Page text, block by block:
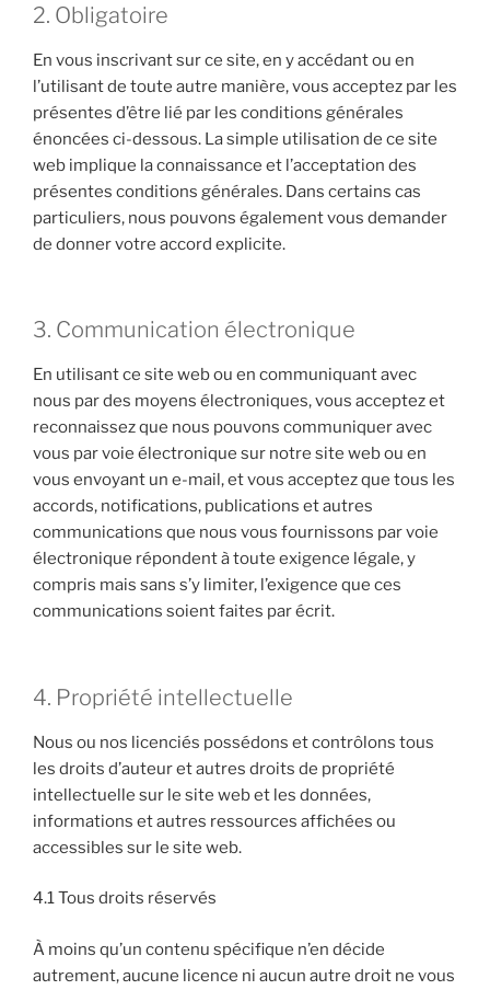
2. Obligatoire
En vous inscrivant sur ce site, en y accédant ou en
l’utilisant de toute autre manière, vous acceptez par les
présentes d’être lié par les conditions générales
énoncées ci-dessous. La simple utilisation de ce site
web implique la connaissance et l’acceptation des
présentes conditions générales. Dans certains cas
particuliers, nous pouvons également vous demander
de donner votre accord explicite.
3. Communication électronique
En utilisant ce site web ou en communiquant avec
nous par des moyens électroniques, vous acceptez et
reconnaissez que nous pouvons communiquer avec
vous par voie électronique sur notre site web ou en
vous envoyant un e-mail, et vous acceptez que tous les
accords, notifications, publications et autres
communications que nous vous fournissons par voie
électronique répondent à toute exigence légale, y
compris mais sans s’y limiter, l’exigence que ces
communications soient faites par écrit.
4. Propriété intellectuelle
Nous ou nos licenciés possédons et contrôlons tous
les droits d’auteur et autres droits de propriété
intellectuelle sur le site web et les données,
informations et autres ressources affichées ou
accessibles sur le site web.
4.1 Tous droits réservés
À moins qu’un contenu spécifique n’en décide
autrement, aucune licence ni aucun autre droit ne vous